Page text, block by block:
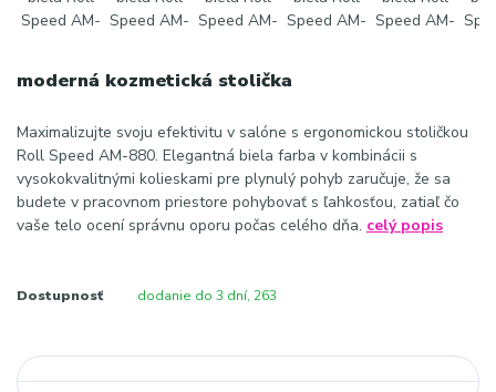
moderná kozmetická stolička
Maximalizujte svoju efektivitu v salóne s ergonomickou stoličkou
Roll Speed AM-880. Elegantná biela farba v kombinácii s
vysokokvalitnými kolieskami pre plynulý pohyb zaručuje, že sa
budete v pracovnom priestore pohybovať s ľahkosťou, zatiaľ čo
vaše telo ocení správnu oporu počas celého dňa. celý popis
Dostupnosť dodanie do 3 dní, 263